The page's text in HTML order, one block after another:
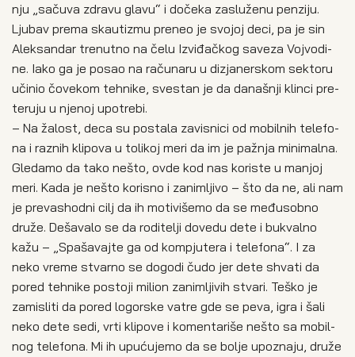
nju „saču­va zdra­vu gla­vu“ i doče­ka zaslu­že­nu pen­zi­ju.
Ljubav pre­ma ska­u­ti­zmu pre­neo je svo­joj deci, pa je sin
Alek­san­dar tre­nut­no na čelu Izvi­đač­kog save­za Voj­vo­di­
ne. Iako ga je posao na raču­na­ru u dizja­ne­r­skom sek­to­ru
uči­nio čove­kom teh­ni­ke, sve­stan je da dana­šnji klin­ci pre­
te­ru­ju u njenoj upo­tre­bi.
– Na žalost, deca su posta­la zavi­sni­ci od mobil­nih tele­fo­
na i raznih kli­po­va u toli­koj meri da im je pažnja mini­mal­na.
Gle­da­mo da tako nešto, ovde kod nas kori­ste u manjoj
meri. Kada je nešto kori­sno i zani­mlji­vo – što da ne, ali nam
je pre­vas­hod­ni cilj da ih moti­vi­še­mo da se među­sob­no
dru­že. Deša­va­lo se da rodi­te­lji dove­du dete i bukval­no
kažu – „Spa­ša­vaj­te ga od kom­pju­tera i tele­fo­na“. I za
neko vre­me stvar­no se dogo­di čudo jer dete shva­ti da
pored teh­ni­ke posto­ji mil­ion zani­mljiv­ih stva­ri. Teško je
zami­sli­ti da pored logor­ske vatre gde se peva, igra i šali
neko dete sedi, vrti kli­po­ve i komen­ta­ri­še nešto sa mobil­
nog tele­fo­na. Mi ih upu­ću­je­mo da se bolje upo­zna­ju, dru­že